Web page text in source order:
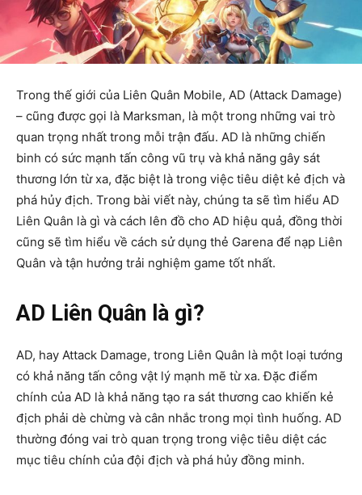
Trong thế giới của Liên Quân Mobile, AD (Attack Damage)
– cũng được gọi là Marksman, là một trong những vai trò
quan trọng nhất trong mỗi trận đấu. AD là những chiến
binh có sức mạnh tấn công vũ trụ và khả năng gây sát
thương lớn từ xa, đặc biệt là trong việc tiêu diệt kẻ địch và
phá hủy địch. Trong bài viết này, chúng ta sẽ tìm hiểu AD
Liên Quân là gì và cách lên đồ cho AD hiệu quả, đồng thời
cũng sẽ tìm hiểu về cách sử dụng thẻ Garena để nạp Liên
Quân và tận hưởng trải nghiệm game tốt nhất.
AD Liên Quân là gì?
AD, hay Attack Damage, trong Liên Quân là một loại tướng
có khả năng tấn công vật lý mạnh mẽ từ xa. Đặc điểm
chính của AD là khả năng tạo ra sát thương cao khiến kẻ
địch phải dè chừng và cân nhắc trong mọi tình huống. AD
thường đóng vai trò quan trọng trong việc tiêu diệt các
mục tiêu chính của đội địch và phá hủy đồng minh.